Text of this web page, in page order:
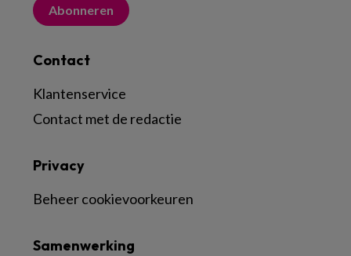
Abonneren
Contact
Klantenservice
Contact met de redactie
Samenwerking
Privacy
Beheer cookievoorkeuren